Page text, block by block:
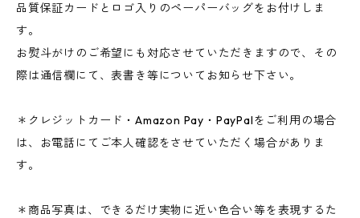
品質保証カードとロゴ入りのペーパーバッグをお付けしま
す。
お熨斗がけのご希望にも対応させていただきますので、その
際は通信欄にて、表書き等についてお知らせ下さい。
＊クレジットカード・Amazon Pay・PayPalをご利用の場合
は、お電話にてご本人確認をさせていただく場合がありま
す。
＊商品写真は、できるだけ実物に近い色合い等を表現するた